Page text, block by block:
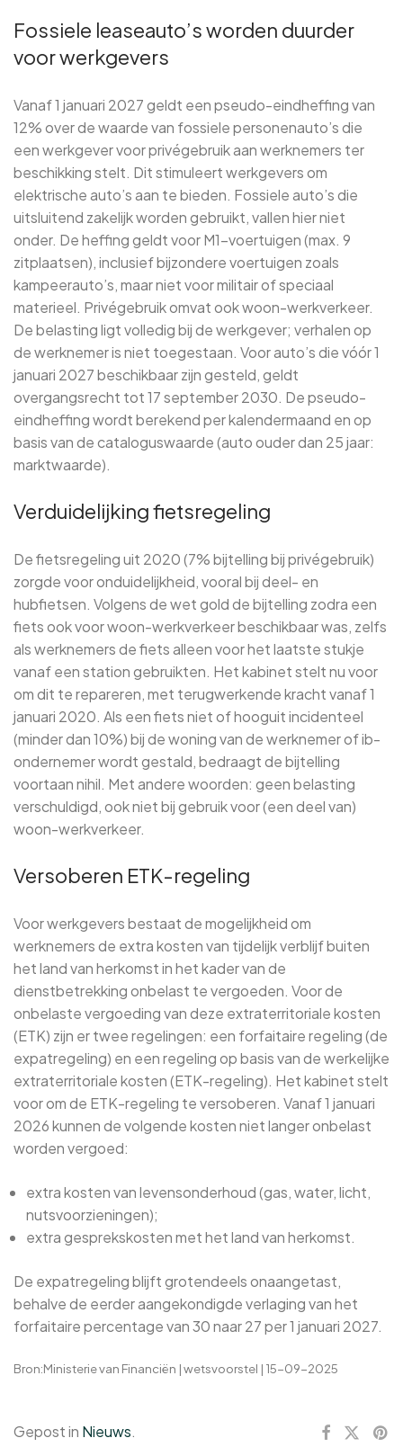
Fossiele leaseauto’s worden duurder
voor werkgevers
Vanaf 1 januari 2027 geldt een pseudo-eindheffing van
12% over de waarde van fossiele personenauto’s die
een werkgever voor privégebruik aan werknemers ter
beschikking stelt. Dit stimuleert werkgevers om
elektrische auto’s aan te bieden. Fossiele auto’s die
uitsluitend zakelijk worden gebruikt, vallen hier niet
onder. De heffing geldt voor M1-voertuigen (max. 9
zitplaatsen), inclusief bijzondere voertuigen zoals
kampeerauto’s, maar niet voor militair of speciaal
materieel. Privégebruik omvat ook woon-werkverkeer.
De belasting ligt volledig bij de werkgever; verhalen op
de werknemer is niet toegestaan. Voor auto’s die vóór 1
januari 2027 beschikbaar zijn gesteld, geldt
overgangsrecht tot 17 september 2030. De pseudo-
eindheffing wordt berekend per kalendermaand en op
basis van de cataloguswaarde (auto ouder dan 25 jaar:
marktwaarde).
Verduidelijking fietsregeling
De fietsregeling uit 2020 (7% bijtelling bij privégebruik)
zorgde voor onduidelijkheid, vooral bij deel- en
hubfietsen. Volgens de wet gold de bijtelling zodra een
fiets ook voor woon-werkverkeer beschikbaar was, zelfs
als werknemers de fiets alleen voor het laatste stukje
vanaf een station gebruikten. Het kabinet stelt nu voor
om dit te repareren, met terugwerkende kracht vanaf 1
januari 2020. Als een fiets niet of hooguit incidenteel
(minder dan 10%) bij de woning van de werknemer of ib-
ondernemer wordt gestald, bedraagt de bijtelling
voortaan nihil. Met andere woorden: geen belasting
verschuldigd, ook niet bij gebruik voor (een deel van)
woon-werkverkeer.
Versoberen ETK-regeling
Voor werkgevers bestaat de mogelijkheid om
werknemers de extra kosten van tijdelijk verblijf buiten
het land van herkomst in het kader van de
dienstbetrekking onbelast te vergoeden. Voor de
onbelaste vergoeding van deze extraterritoriale kosten
(ETK) zijn er twee regelingen: een forfaitaire regeling (de
expatregeling) en een regeling op basis van de werkelijke
extraterritoriale kosten (ETK-regeling). Het kabinet stelt
voor om de ETK-regeling te versoberen. Vanaf 1 januari
2026 kunnen de volgende kosten niet langer onbelast
worden vergoed:
extra kosten van levensonderhoud (gas, water, licht,
nutsvoorzieningen);
extra gesprekskosten met het land van herkomst.
De expatregeling blijft grotendeels onaangetast,
behalve de eerder aangekondigde verlaging van het
forfaitaire percentage van 30 naar 27 per 1 januari 2027.
Bron:Ministerie van Financiën | wetsvoorstel | 15-09-2025
Gepost in Nieuws.